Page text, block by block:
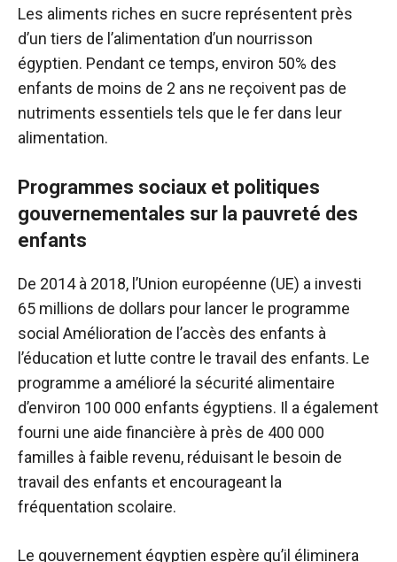
Les aliments riches en sucre représentent près
d’un tiers de l’alimentation d’un nourrisson
égyptien. Pendant ce temps, environ 50% des
enfants de moins de 2 ans ne reçoivent pas de
nutriments essentiels tels que le fer dans leur
alimentation.
Programmes sociaux et politiques
gouvernementales sur la pauvreté des
enfants
De 2014 à 2018, l’Union européenne (UE) a investi
65 millions de dollars pour lancer le programme
social Amélioration de l’accès des enfants à
l’éducation et lutte contre le travail des enfants. Le
programme a amélioré la sécurité alimentaire
d’environ 100 000 enfants égyptiens. Il a également
fourni une aide financière à près de 400 000
familles à faible revenu, réduisant le besoin de
travail des enfants et encourageant la
fréquentation scolaire.
Le gouvernement égyptien espère qu’il éliminera